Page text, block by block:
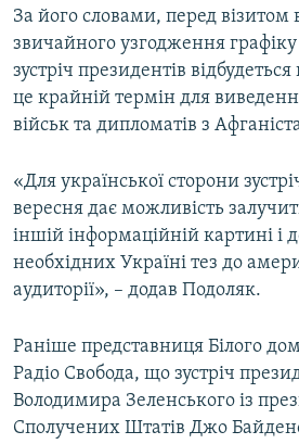
За його словами, перед візитом
звичайного узгодження
зустріч президентів
це крайній термін для
військ та дипломатів з
«Для української сторони
вересня дає можливість
іншій інформаційній картині і
необхідних Україні тез до
аудиторії», – додав Подоляк.
Раніше представниця Білого
Радіо Свобода, що зустріч
Володимира Зеленського із
Сполучених Штатів Джо